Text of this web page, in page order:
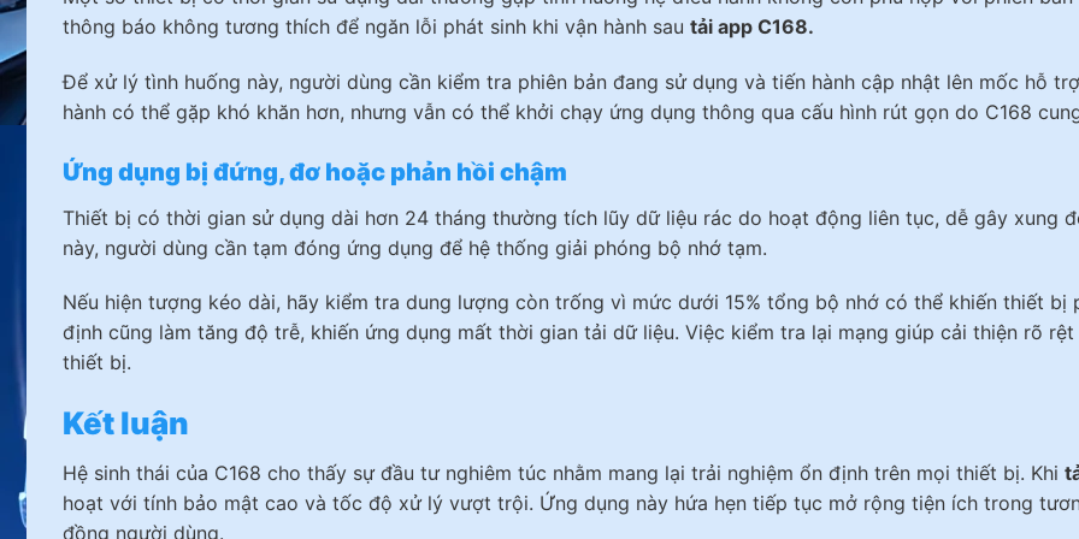
thông báo không tương thích để ngăn lỗi phát sinh khi vận hành sau tải app C168.
Để xử lý tình huống này, người dùng cần kiểm tra phiên bản đang sử dụng và tiến hành cập nhật lên mốc hỗ
hành có thể gặp khó khăn hơn, nhưng vẫn có thể khởi chạy ứng dụng thông qua cấu hình rút gọn do C168
Ứng dụng bị đứng, đơ hoặc phản hồi chậm
Thiết bị có thời gian sử dụng dài hơn 24 tháng thường tích lũy dữ liệu rác do hoạt động liên tục, dễ gây xung
này, người dùng cần tạm đóng ứng dụng để hệ thống giải phóng bộ nhớ tạm.
Nếu hiện tượng kéo dài, hãy kiểm tra dung lượng còn trống vì mức dưới 15% tổng bộ nhớ có thể khiến thiết bị
định cũng làm tăng độ trễ, khiến ứng dụng mất thời gian tải dữ liệu. Việc kiểm tra lại mạng giúp cải thiện rõ
thiết bị.
Kết luận
Hệ sinh thái của C168 cho thấy sự đầu tư nghiêm túc nhằm mang lại trải nghiệm ổn định trên mọi thiết bị. Khi
hoạt với tính bảo mật cao và tốc độ xử lý vượt trội. Ứng dụng này hứa hẹn tiếp tục mở rộng tiện ích trong
đồng người dùng.